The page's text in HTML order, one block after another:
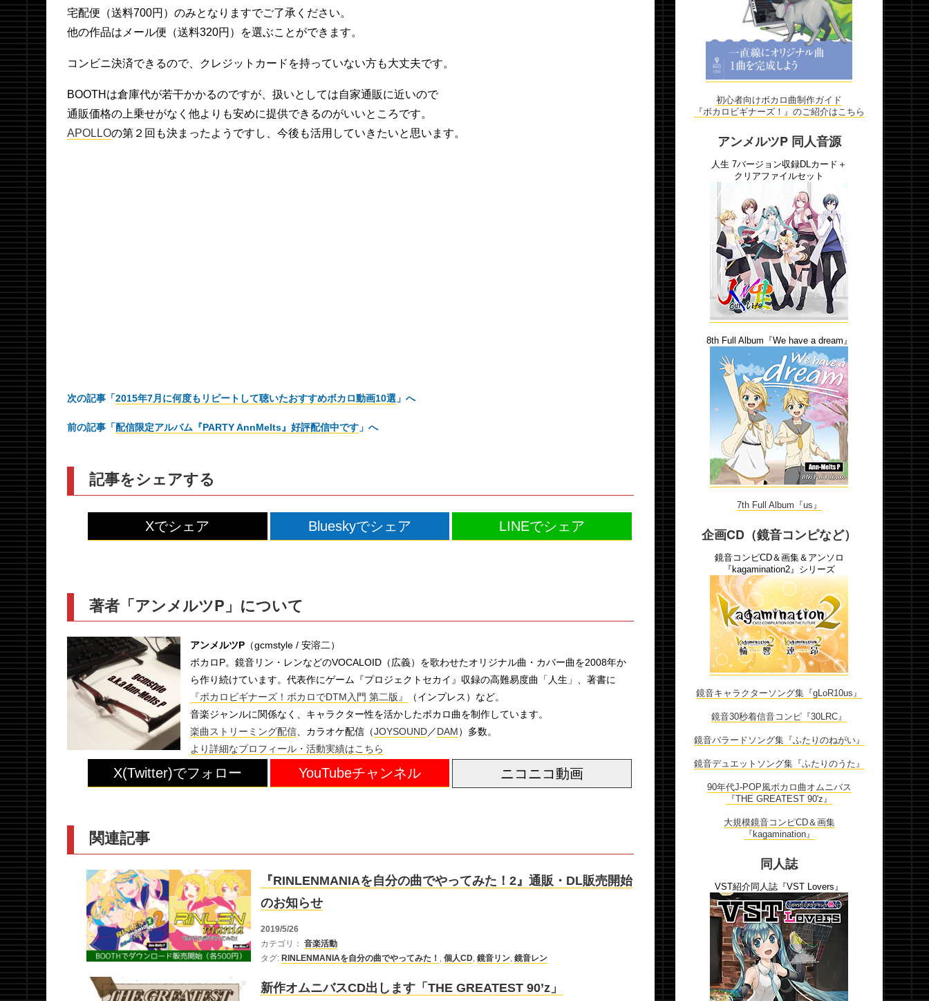
宅配便（送料700円）のみとなりますでご了承ください。
他の作品はメール便（送料320円）を選ぶことができます。
コンビニ決済できるので、クレジットカードを持っていない方も大丈夫です。
BOOTHは倉庫代が若干かかるのですが、扱いとしては自家通販に近いので
通販価格の上乗せがなく他よりも安めに提供できるのがいいところです。
APOLLOの第２回も決まったようですし、今後も活用していきたいと思います。
次の記事「2015年7月に何度もリピートして聴いたおすすめボカロ動画10選 」へ
前の記事「配信限定アルバム『PARTY AnnMelts』好評配信中です 」へ
記事をシェアする
Xでシェア Blueskyでシェア LINEでシェア
著者「アンメルツP」について
アンメルツP （gcmstyle / 安溶二）
ボカロP。鏡音リン・レンなどのVOCALOID（広義）を歌わせたオリジナル曲・カバー曲を2008年か
ら作り続けています。代表作にゲーム『プロジェクトセカイ』収録の高難易度曲「人生」、著書に
『ボカロビギナーズ！ボカロでDTM入門 第二版』
（インプレス）など。
音楽ジャンルに関係なく、キャラクター性を活かしたボカロ曲を制作しています。
楽曲ストリーミング配信 、カラオケ配信（JOYSOUND／DAM）多数。
より詳細なプロフィール・活動実績はこちら
X(Twitter)でフォロー YouTubeチャンネル ニコニコ動画
関連記事
『RINLENMANIAを自分の曲でやってみた！2』通販・DL販売開始
のお知らせ
2019/5/26
カテゴリ： 音楽活動
タグ: RINLENMANIAを自分の曲でやってみた！ 個人CD, 鏡音リン, 鏡音レン
新作オムニバスCD出します「THE GREATEST 90’z」
初心者向けボカロ曲制作ガイド
『ボカロビギナーズ！』のご紹介はこちら
アンメルツP 同人音源
人生 7バージョン収録DLカード＋
クリアファイルセット
8th Full Album『We have a dream』
7th Full Album『us』
企画CD（鏡音コンピなど）
鏡音コンピCD＆画集＆アンソロ
『kagamination2』シリーズ
鏡音キャラクターソング集『gLoR10us』
鏡音30秒着信音コンピ『30LRC』
鏡音バラードソング集『ふたりのねがい』
鏡音デュエットソング集『ふたりのうた』
90年代J-POP風ボカロ曲オムニバス
『THE GREATEST 90'z』
大規模鏡音コンピCD＆画集
『kagamination』
同人誌
VST紹介同人誌『VST Lovers』